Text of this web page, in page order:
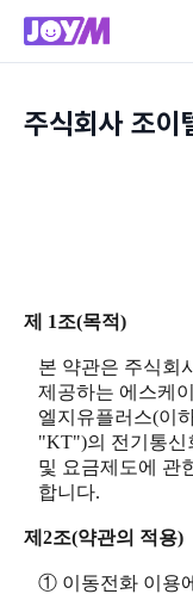
주식회사 조이
제 1조(목적)
본 약관은 주식회
제공하는 에스케
엘지유플러스(이
"KT")의 전기통신
및 요금제도에 관
합니다.
제2조(약관의 적용)
① 이동전화 이용